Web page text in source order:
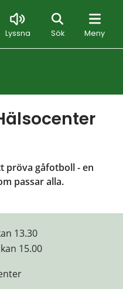
Lyssna Sök Meny
Sök
pröva gåfotboll - en
passar alla.
13.30
15.00